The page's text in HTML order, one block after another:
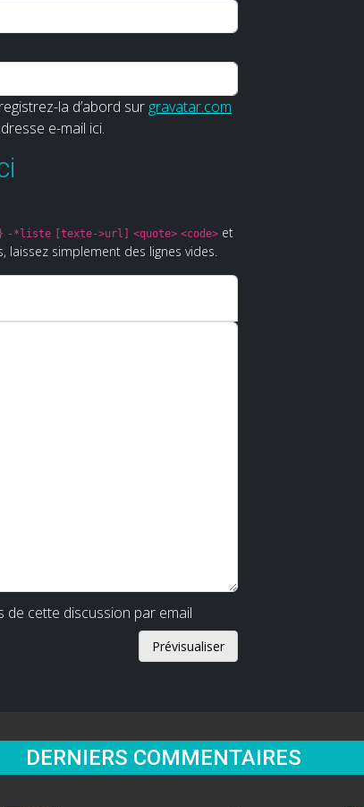
la d’abord sur gravatar.com
e-mail ici.
-*liste [texte->url] <quote> <code> et
laissez simplement des lignes vides.
de cette discussion par email
DERNIERS COMMENTAIRES